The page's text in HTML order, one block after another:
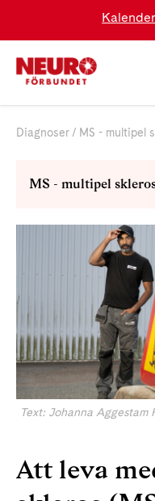
Kalender
Diagnoser MS - multipel
MS - multipel
Text: Johanna Aggestam
Att leva